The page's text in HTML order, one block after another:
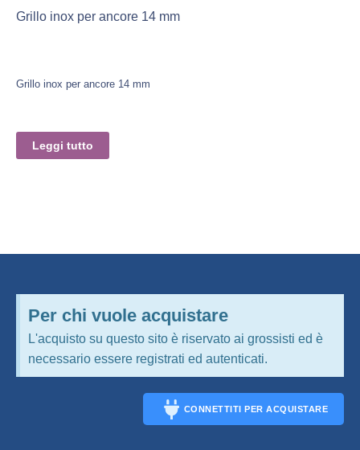
Grillo inox per ancore 14 mm
Grillo inox per ancore 14 mm
Leggi tutto
Per chi vuole acquistare
L'acquisto su questo sito è riservato ai grossisti ed è
necessario essere registrati ed autenticati.
CONNETTITI PER ACQUISTARE